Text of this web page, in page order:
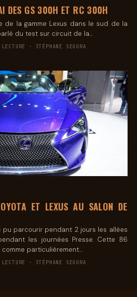
DES GS 300H ET RC 300H
de la gamme Lexus dans le sud de la
du test sur circuit de la…
· STÉPHANE SEGURA
ET LEXUS AU SALON DE
pu parcourir pendant 2 jours les allées
les journées Presse. Cette 86
particulièrement…
· STÉPHANE SEGURA